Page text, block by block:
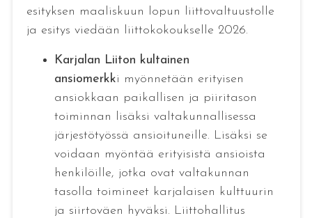
esityksen maaliskuun lopun liittovaltuustolle
ja esitys viedään liittokokoukselle 2026.
Karjalan Liiton kultainen
ansiomerkki myönnetään erityisen
ansiokkaan paikallisen ja piiritason
toiminnan lisäksi valtakunnallisessa
järjestötyössä ansioituneille. Lisäksi se
voidaan myöntää erityisistä ansioista
henkilöille, jotka ovat valtakunnan
tasolla toimineet karjalaisen kulttuurin
ja siirtoväen hyväksi. Liittohallitus